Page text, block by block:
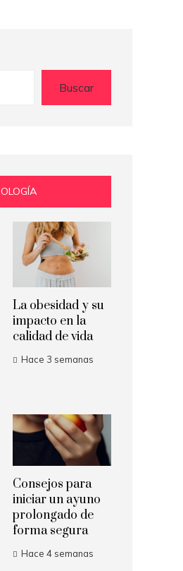
Buscar
La obesidad y su
impacto en la
calidad de vida
Hace 3 semanas
Consejos para
iniciar un ayuno
prolongado de
forma segura
Hace 4 semanas